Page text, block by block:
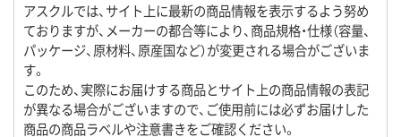
アスクルでは、サイト上に最新の商品情報を表示するよう努め
ておりますが、メーカーの都合等により、商品規格・仕様（容量、
パッケージ、原材料、原産国など）が変更される場合がございま
す。
このため、実際にお届けする商品とサイト上の商品情報の表記
が異なる場合がございますので、ご使用前には必ずお届けした
商品の商品ラベルや注意書きをご確認ください。